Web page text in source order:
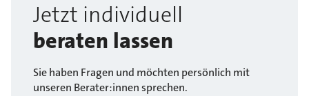
Jetzt individuell
beraten lassen
Sie haben Fragen und möchten persönlich mit
unseren Berater:innen sprechen.